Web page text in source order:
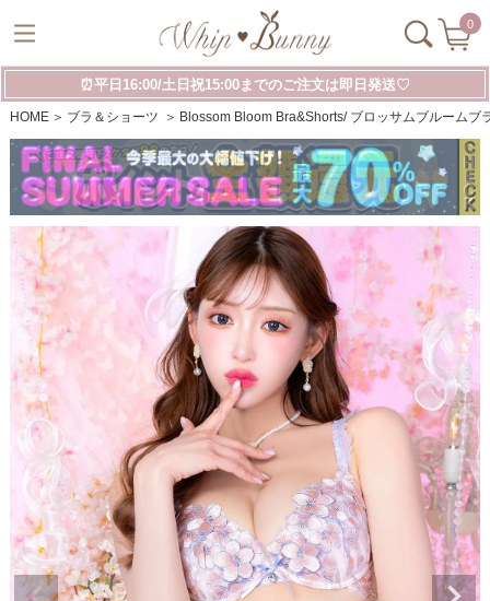
0
⏰平日16:00/土日祝15:00までのご注文は即日発送♡
HOME ブラ＆ショーツ Blossom Bloom Bra&Shorts/ ブロッサムブルームブ